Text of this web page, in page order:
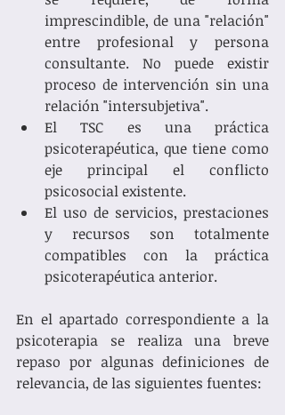
imprescindible, de una "relación"
entre profesional y persona
consultante. No puede existir
proceso de intervención sin una
relación "intersubjetiva".
El TSC es una práctica
psicoterapéutica, que tiene como
eje principal el conflicto
psicosocial existente.
El uso de servicios, prestaciones
y recursos son totalmente
compatibles con la práctica
psicoterapéutica anterior.
En el apartado correspondiente a la
psicoterapia se realiza una breve
repaso por algunas definiciones de
relevancia, de las siguientes fuentes: